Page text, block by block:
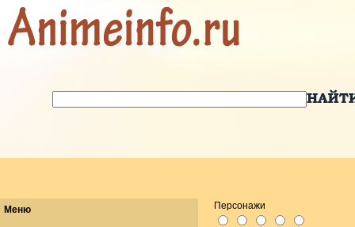
Персонажи
Меню